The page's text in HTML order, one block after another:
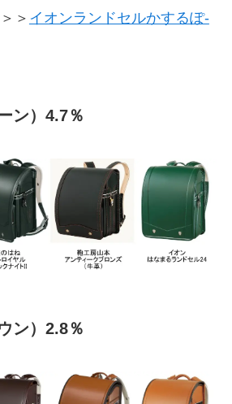
＞ イオンランドセルかするぽ-
ン）4.7％
ン）2.8％